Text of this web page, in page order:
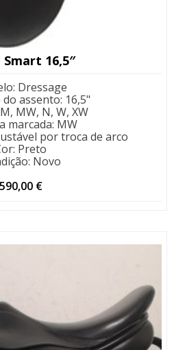
Smart 16,5″
: Dressage
assento: 16,5"
M, MW, N, W, XW
marcada: MW
por troca de arco
: Preto
: Novo
590,00 €